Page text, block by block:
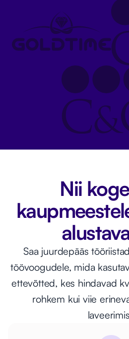
Nii
Saa juurdepääs
töövoogudele, mida
ettevõtted, kes hindavad
rohkem kui viie